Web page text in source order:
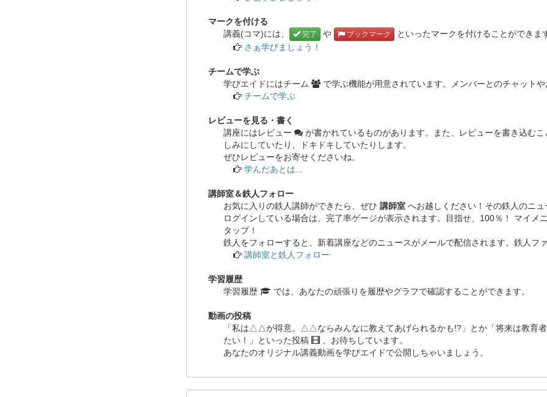
マークを付ける
講義(コマ)には、
完了 や ブックマーク
といったマークを付けることができま
さぁ学びましょう！
チームで学ぶ
学びエイドにはチーム
で学ぶ機能が用意されています。メンバーとのチャット
チームで学ぶ
レビューを見る・書く
講座にはレビュー
が書かれているものがあります。また、レビューを書き込む
しみにしていたり、ドキドキしていたりします。
ぜひレビューをお寄せくださいね。
学んだあとは...
講師室＆鉄人フォロー
お気に入りの鉄人講師ができたら、ぜひ 講師室 へお越しください！その鉄人のニュ
ログインしている場合は、完了率ゲージが表示されます。目指せ、100％！ マイメ
タップ！
鉄人をフォローすると、新着講座などのニュースがメールで配信されます。鉄人フ
講師室と鉄人フォロー
学習履歴
学習履歴
では、 あなたの頑張りを履歴やグラフで確認することができます。
動画の投稿
「私は△△が得意。△△ならみんなに教えてあげられるかも!?」とか「将来は教育
たい！」といった投稿
、お待ちしています。
あなたのオリジナル講義動画を学びエイドで公開しちゃいましょう。